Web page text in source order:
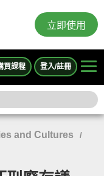
立即使用
買課程 登入/註冊
and Cultures /